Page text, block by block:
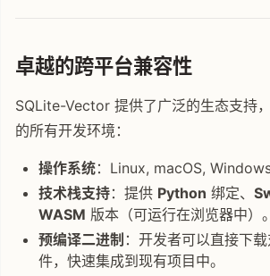
卓越的跨平台兼容性
SQLite-Vector 提供了广泛的生态支持
的所有开发环境：
操作系统：Linux, macOS,
技术栈支持：提供 Python 绑定、
WASM 版本（可运行在浏览器中）。
预编译二进制 ：开发者可以直接下
件，快速集成到现有项目中。